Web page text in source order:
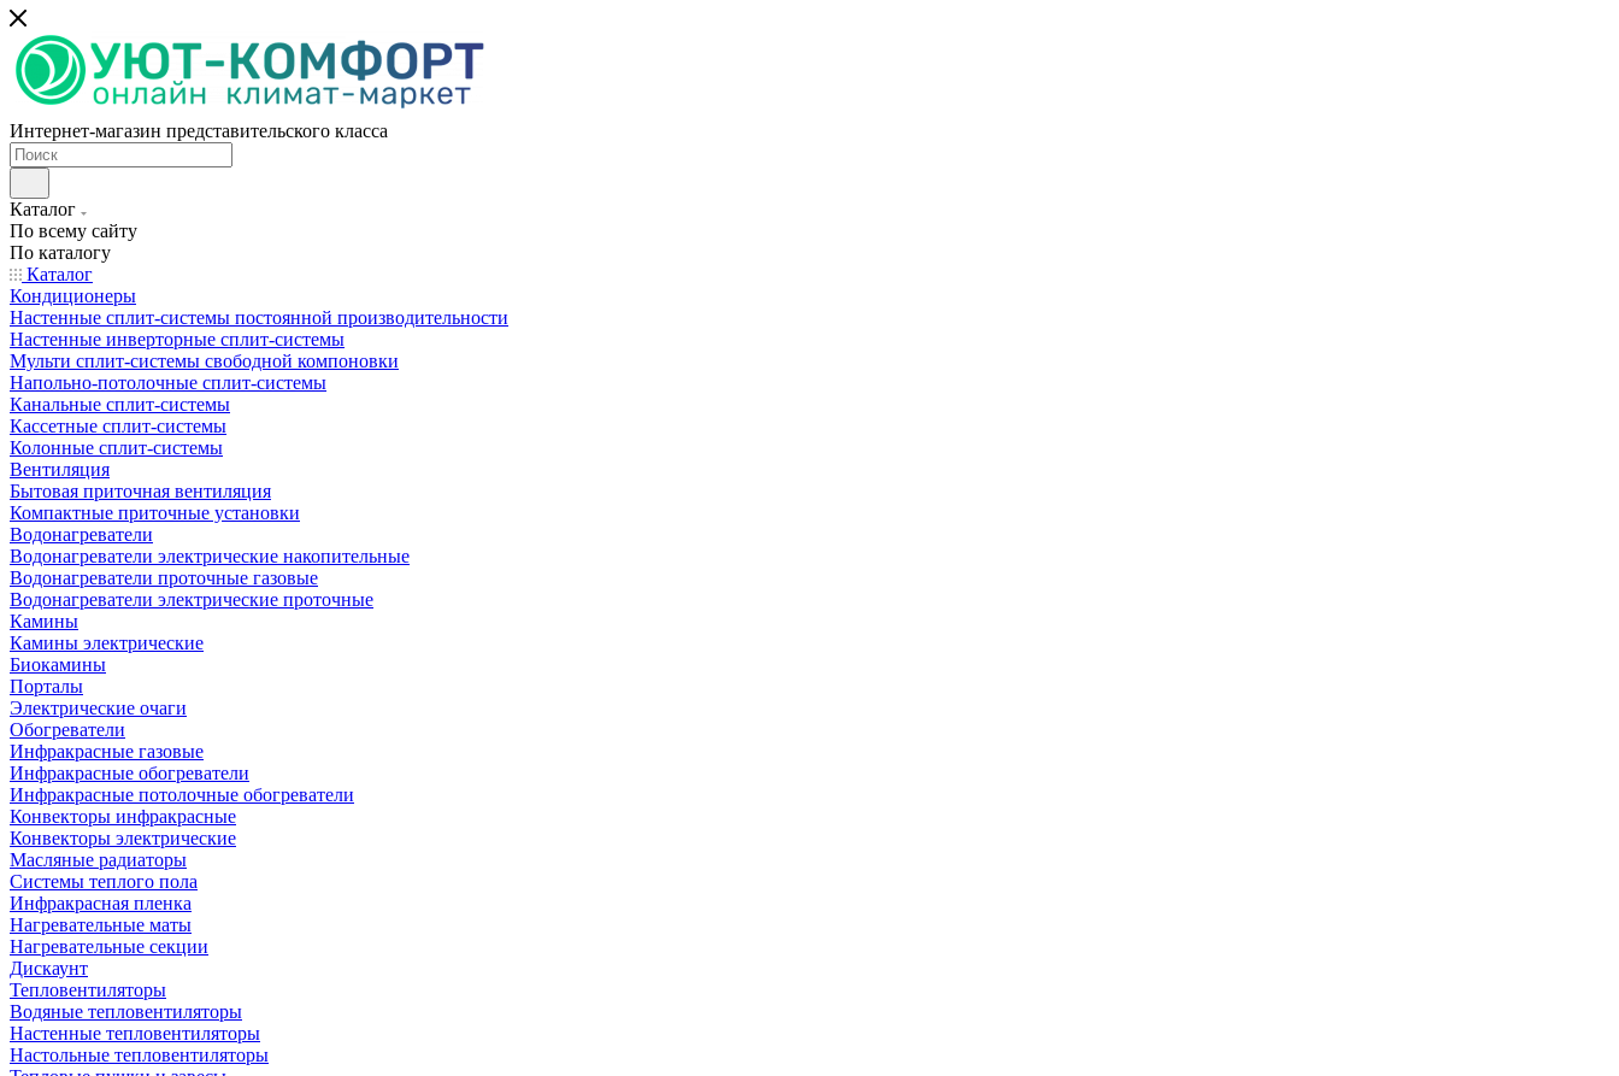
Интернет-магазин представительского класса
Каталог
По всему сайту
По каталогу
Каталог
Кондиционеры
Настенные сплит-системы постоянной производительности
Настенные инверторные сплит-системы
Мульти сплит-системы свободной компоновки
Напольно-потолочные сплит-системы
Канальные сплит-системы
Кассетные сплит-системы
Колонные сплит-системы
Вентиляция
Бытовая приточная вентиляция
Компактные приточные установки
Водонагреватели
Водонагреватели электрические накопительные
Водонагреватели проточные газовые
Водонагреватели электрические проточные
Камины
Камины электрические
Биокамины
Порталы
Электрические очаги
Обогреватели
Инфракрасные газовые
Инфракрасные обогреватели
Инфракрасные потолочные обогреватели
Конвекторы инфракрасные
Конвекторы электрические
Масляные радиаторы
Системы теплого пола
Инфракрасная пленка
Нагревательные маты
Нагревательные секции
Дискаунт
Тепловентиляторы
Водяные тепловентиляторы
Настенные тепловентиляторы
Настольные тепловентиляторы